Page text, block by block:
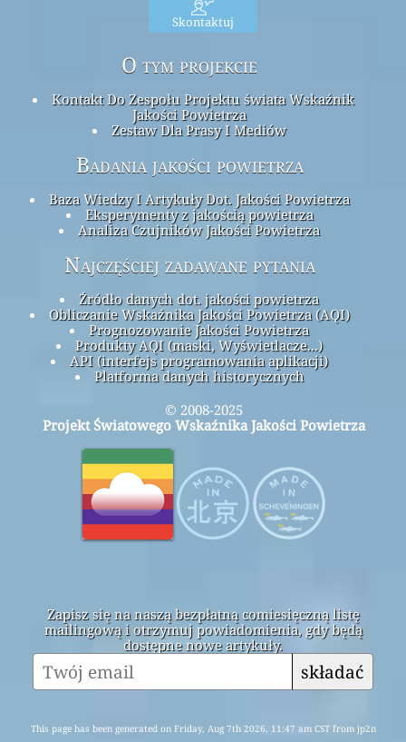
Skontaktuj
O tym projekcie
Kontakt Do Zespołu Projektu świata Wskaźnik
Jakości Powietrza
Zestaw Dla Prasy I Mediów
Badania jakości powietrza
Baza Wiedzy I Artykuły Dot. Jakości Powietrza
Eksperymenty z jakością powietrza
Analiza Czujników Jakości Powietrza
Najczęściej zadawane pytania
Źródło danych dot. jakości powietrza
Obliczanie Wskaźnika Jakości Powietrza (AQI)
Prognozowanie Jakości Powietrza
Produkty AQI (maski, Wyświetlacze...)
API (interfejs programowania aplikacji)
Platforma danych historycznych
© 2008-2025
Projekt Światowego Wskaźnika Jakości Powietrza
Zapisz się na naszą bezpłatną comiesięczną listę
mailingową i otrzymuj powiadomienia, gdy będą
dostępne nowe artykuły.
składać
This page has been generated on Friday, Aug 7th 2026, 11:47 am CST from jp2n